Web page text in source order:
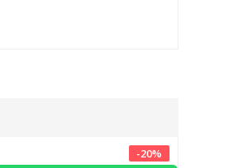
-20%